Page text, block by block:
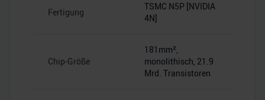
Fertigung
TSMC N5P [NVIDIA
4N]
Chip-Größe
181mm²,
monolithisch, 21.9
Mrd. Transistoren